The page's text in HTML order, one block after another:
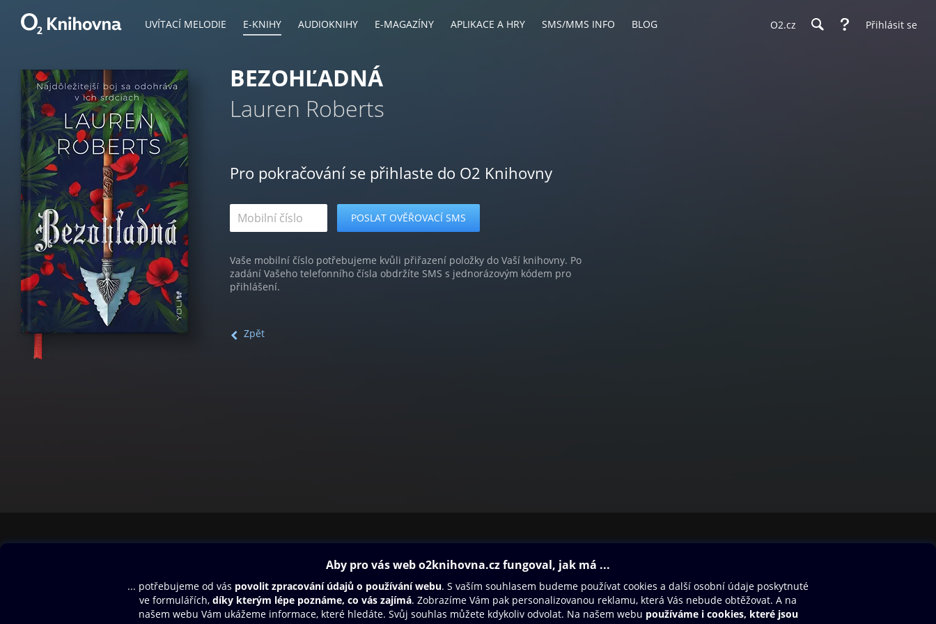
UVÍTACÍ MELODIE E-KNIHY AUDIOKNIHY E-MAGAZÍNY APLIKACE A HRY SMS/MMS INFO BLOG O2.cz Přihlásit se
BEZOHĽADNÁ
Lauren Roberts
Pro pokračování se přihlaste do O2 Knihovny
Vaše mobilní číslo potřebujeme kvůli přiřazení položky do Vaší knihovny. Po
zadání Vašeho telefonního čísla obdržíte SMS s jednorázovým kódem pro
přihlášení.
Zpět
Aplikace a hry
SMS/MMS Info
Blog
Dárkový poukaz
Nápověda
Oneplay Originály
Sport